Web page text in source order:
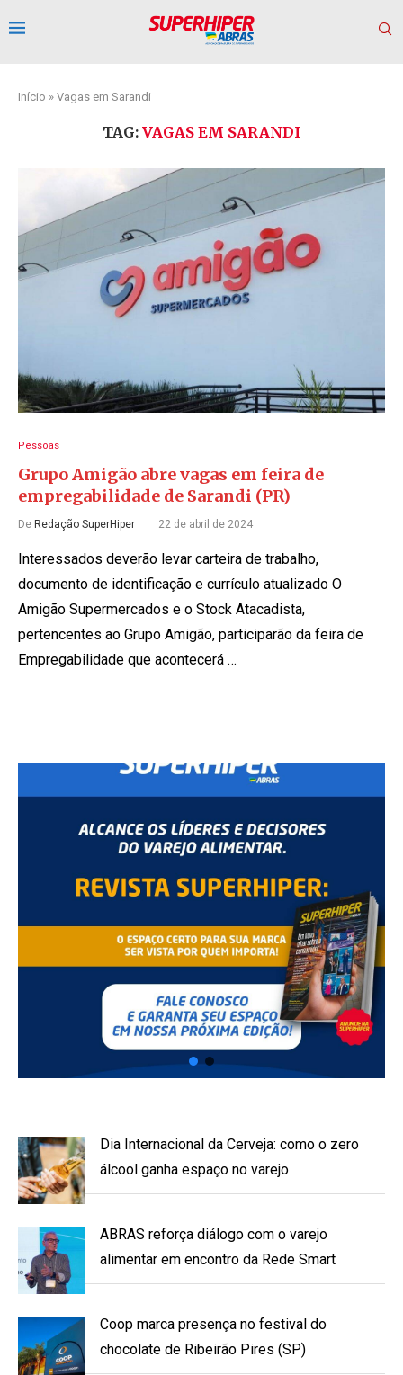
Início » Vagas em Sarandi
TAG: VAGAS EM SARANDI
Pessoas
Grupo Amigão abre vagas em feira de
empregabilidade de Sarandi (PR)
De Redação SuperHiper 22 de abril de 2024
Interessados deverão levar carteira de trabalho,
documento de identificação e currículo atualizado O
Amigão Supermercados e o Stock Atacadista,
pertencentes ao Grupo Amigão, participarão da feira de
Empregabilidade que acontecerá …
Dia Internacional da Cerveja: como o zero
álcool ganha espaço no varejo
ABRAS reforça diálogo com o varejo
alimentar em encontro da Rede Smart
Coop marca presença no festival do
chocolate de Ribeirão Pires (SP)